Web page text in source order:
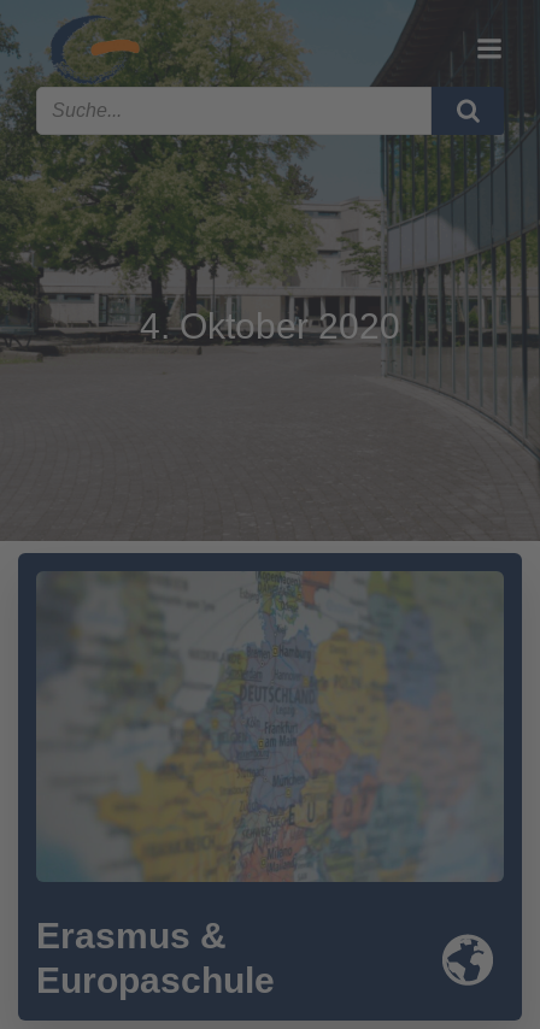
4. Oktober 2020
Erasmus &
Europaschule